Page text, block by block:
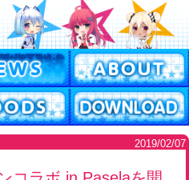
2019/02/07